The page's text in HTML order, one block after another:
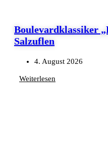
Boulevardklassiker
Salzuflen
4. August 2026
Weiterlesen